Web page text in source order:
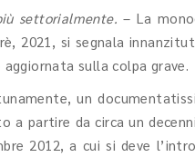
settorialmente. – La
2021, si segnala
sulla colpa grave.
un
partire da circa un
2012, a cui si deve